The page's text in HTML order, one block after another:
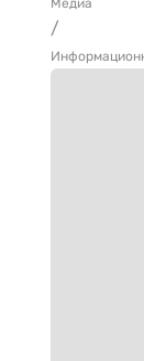
Медиа
/